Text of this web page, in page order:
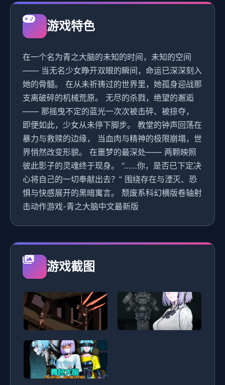
游戏特色
在一个名为青之大脑的未知的时间，未知的空间
—— 当无名少女睁开双眼的瞬间，命运已深深刻入
她的骨髓。 在从未祈祷过的世界里，她孤身迎战那
支离破碎的机械荒原。 无尽的杀戮，绝望的邂逅
—— 那摇曳不定的蓝光一次次被击碎、被掠夺，
即便如此，少女从未停下脚步。 教堂的钟声回荡在
暴力与救赎的边缘， 当血肉与精神的极限崩塌，世
界悄然改变形貌。 在噩梦的最深处—— 两颗映照
彼此影子的灵魂终于现身。 “……你，是否已下定决
心将自己的一切奉献出去？” 围绕存在与湮灭、恐
惧与快感展开的黑暗寓言。 颓废系科幻横版卷轴射
击动作游戏-青之大脑中文最新版
游戏截图